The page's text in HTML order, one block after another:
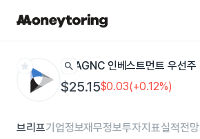
star search AGNC 인베스트먼트 우선
$25.15$0.03(+0.12%)
브리프기업정보재무정보투자지표실적전망